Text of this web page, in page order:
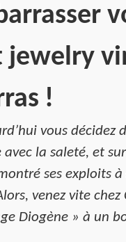
jewelry
!
vous décidez
avec la saleté, et
ses exploits à
venez vite
Diogène » à un